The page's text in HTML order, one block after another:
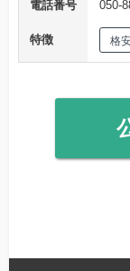
電話番号
050-
特徴 格